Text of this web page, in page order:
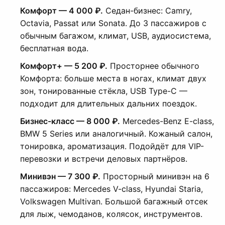
Комфорт — 4 000 ₽. Седан-бизнес: Camry,
Octavia, Passat или Sonata. До 3 пассажиров с
обычным багажом, климат, USB, аудиосистема,
бесплатная вода.
Комфорт+ — 5 200 ₽. Просторнее обычного
Комфорта: больше места в ногах, климат двух
зон, тонированные стёкла, USB Type-C —
подходит для длительных дальних поездок.
Бизнес-класс — 8 000 ₽. Mercedes-Benz E-class,
BMW 5 Series или аналогичный. Кожаный салон,
тонировка, ароматизация. Подойдёт для VIP-
перевозки и встречи деловых партнёров.
Минивэн — 7 300 ₽. Просторный минивэн на 6
пассажиров: Mercedes V-class, Hyundai Staria,
Volkswagen Multivan. Большой багажный отсек
для лыж, чемоданов, колясок, инструментов.